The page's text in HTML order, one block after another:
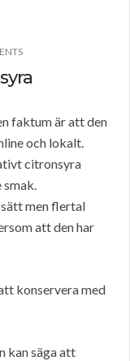
faktum är att den
och lokalt.
citronsyra
men flertal
att den har
konservera med
kan säga att